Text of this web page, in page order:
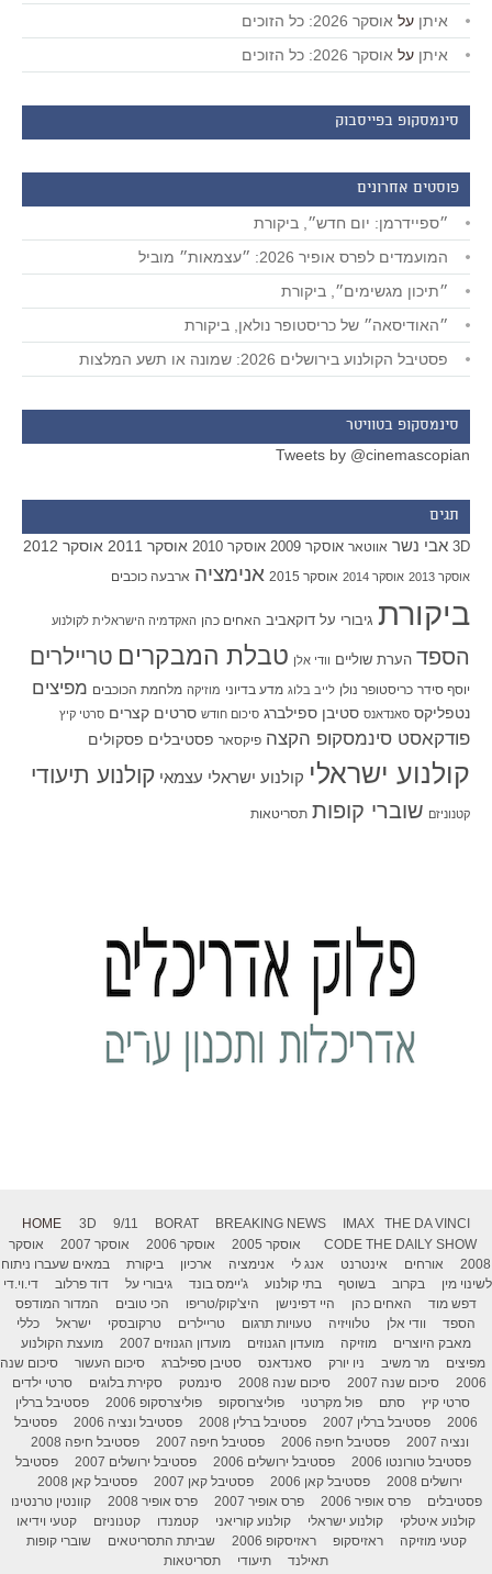
איתן על אוסקר 2026: כל הזוכים
איתן על אוסקר 2026: כל הזוכים
סינמסקופ בפייסבוק
פוסטים אחרונים
״ספיידרמן: יום חדש״, ביקורת
המועמדים לפרס אופיר 2026: ״עצמאות״ מוביל
״תיכון מגשימים״, ביקורת
״האודיסאה״ של כריסטופר נולאן, ביקורת
פסטיבל הקולנוע בירושלים 2026: שמונה או תשע המלצות
סינמסקופ בטוויטר
Tweets by @cinemascopian
תגים
3D אבי נשר אווטאר אוסקר 2009 אוסקר 2010 אוסקר 2011 אוסקר 2012
אוסקר 2013 אוסקר 2014 אוסקר 2015 אנימציה ארבעה כוכבים
ביקורת גיבורי על דוקאביב האחים כהן האקדמיה הישראלית לקולנוע
הספד הערת שוליים וודי אלן טבלת המבקרים טריילרים
יוסף סידר כריסטופר נולן לייב בלוג מדע בדיוני מוזיקה מלחמת הכוכבים מפיצים
נטפליקס סאנדאנס סטיבן ספילברג סיכום חודש סרטים קצרים סרטי קיץ
פודקאסט סינמסקופ הקצה פיקסאר פסטיבלים פסקולים
קולנוע ישראלי קולנוע ישראלי עצמאי קולנוע תיעודי
קטנוניזם שוברי קופות תסריטאות
HOME 3D 9/11 BORAT BREAKING NEWS IMAX
THE DA VINCI
CODE THE DAILY SHOW אוסקר 2005 אוסקר 2006 אוסקר 2007
אוסקר
2008
אורחים אינטרנט אנג לי אנימציה ארכיון ביקורת
במאים שעברו ניתוח
לשינוי מין
בקרוב בשוטף בתי קולנוע ג'יימס בונד גיבורי על דוד פרלוב
די.וי.די
דפש מוד
האחים כהן היי דפינישן היצ'קוק/טריפו הכי טובים
המדור המודפס
הספד
וודי אלן טלוויזיה טעויות תרגום טריילרים טרקובסקי ישראל
כללי
מאבק היוצרים
מוזיקה מועדון הגנוזים מועדון הגנוזים 2007
מועצת הקולנוע
מפיצים
מר משיב ניו יורק סאנדאנס סטיבן ספילברג סיכום העשור
סיכום שנה
2006
סיכום שנה 2007 סיכום שנה 2008 סינמטק סקירת בלוגים
סרטי ילדים
סרטי קיץ
סתם פול מקרטני פוליצרוסקופ פוליצרסקופ 2006
פסטיבל ברלין
2006
פסטיבל ברלין 2007 פסטיבל ברלין 2008 פסטיבל ונציה 2006
פסטיבל
ונציה 2007
פסטיבל חיפה 2006 פסטיבל חיפה 2007
פסטיבל חיפה 2008
פסטיבל טורונטו 2006
פסטיבל ירושלים 2006 פסטיבל ירושלים 2007
פסטיבל
ירושלים 2008
פסטיבל קאן 2006 פסטיבל קאן 2007
פסטיבל קאן 2008
פסטיבלים
פרס אופיר 2006 פרס אופיר 2007 פרס אופיר 2008
קוונטין טרנטינו
קולנוע איטלקי
קולנוע ישראלי קולנוע קוריאני קטמנדו קטנוניזם
קטעי וידיאו
קטעי מוזיקה
ראזיסקופ ראזיסקופ 2006 שביתת התסריטאים
שוברי קופות
תאילנד
תיעודי תסריטאות